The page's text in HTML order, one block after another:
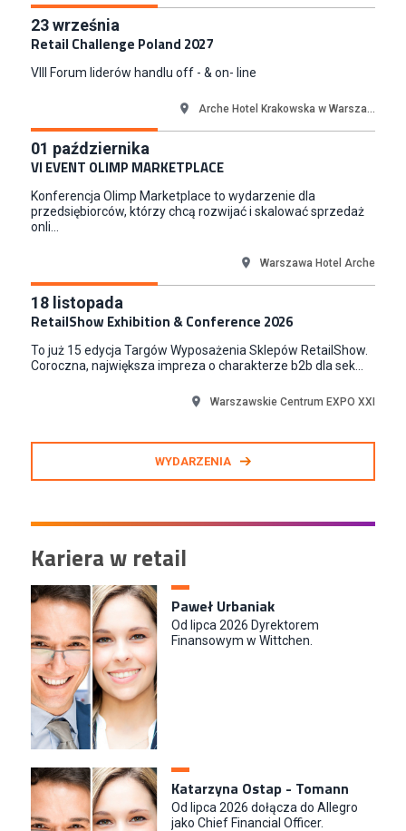
Content Creator (m/k)
Medicine
Złotów
Kupiec / Kupczyni Fashion
Smyk S.A.
23września
Retail Challenge Poland 2027
VIII Forum liderów handlu off - & on- line
Arche Hotel Krakowska w Warsza...
01 października
VI EVENT OLIMP MARKETPLACE
Konferencja Olimp Marketplace to wydarzenie dla
przedsiębiorców, którzy chcą rozwijać i skalować sprzedaż
onli...
Warszawa Hotel Arche
18 listopada
RetailShow Exhibition & Conference 2026
To już 15 edycja Targów Wyposażenia Sklepów RetailShow.
Coroczna, największa impreza o charakterze b2b dla sek...
Warszawskie Centrum EXPO XXI
WYDARZENIA
Kariera w retail
Paweł Urbaniak
Od lipca 2026 Dyrektorem
Finansowym w Wittchen.
Katarzyna Ostap - Tomann
Od lipca 2026 dołącza do Allegro
jako Chief Financial Officer.